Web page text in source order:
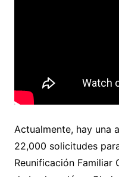
Actualmente, hay una
22,000 solicitudes
Reunificación Familiar